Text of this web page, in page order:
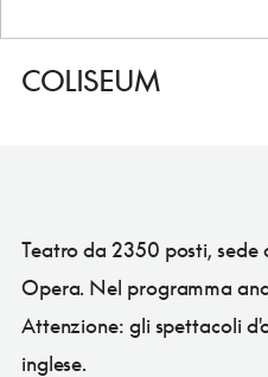
COLISEUM
Teatro da 2350 posti, sede
Opera. Nel programma
Attenzione: gli spettacoli
inglese.